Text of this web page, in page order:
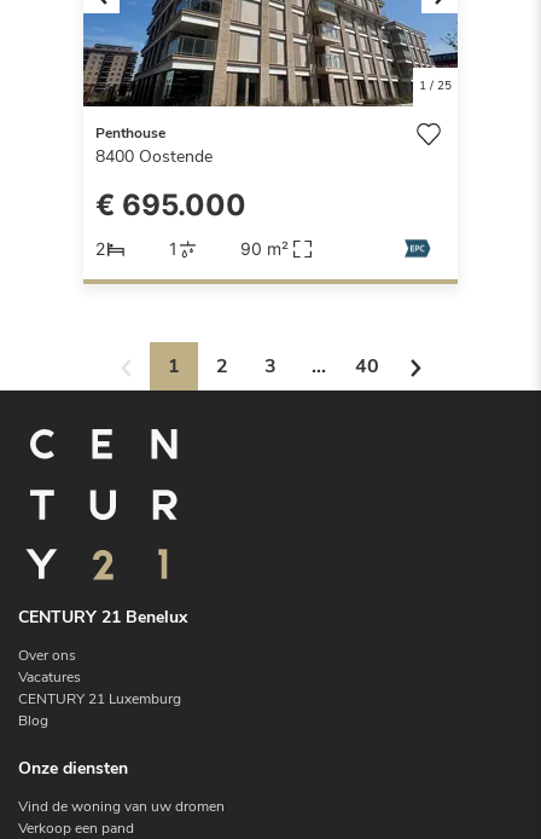
Previous Next
1/ 25
Penthouse
8400 Oostende
€ 695.000
2 1 90 m²
1 2 3 ... 40
CENTURY 21 Benelux
Over ons
Vacatures
CENTURY 21 Luxemburg
Blog
Onze diensten
Vind de woning van uw dromen
Verkoop een pand